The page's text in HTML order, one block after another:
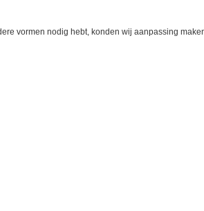
vormen nodig hebt, konden wij aanpassing